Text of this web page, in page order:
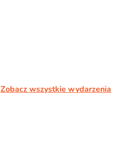
Zobacz wszystkie wydarzenia